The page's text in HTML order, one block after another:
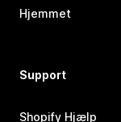
Hjemmet
Support
Shopify Hjælp